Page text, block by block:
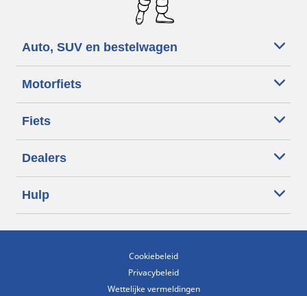
Auto, SUV en bestelwagen
Motorfiets
Fiets
Dealers
Hulp
Cookiebeleid
Privacybeleid
Wettelijke vermeldingen